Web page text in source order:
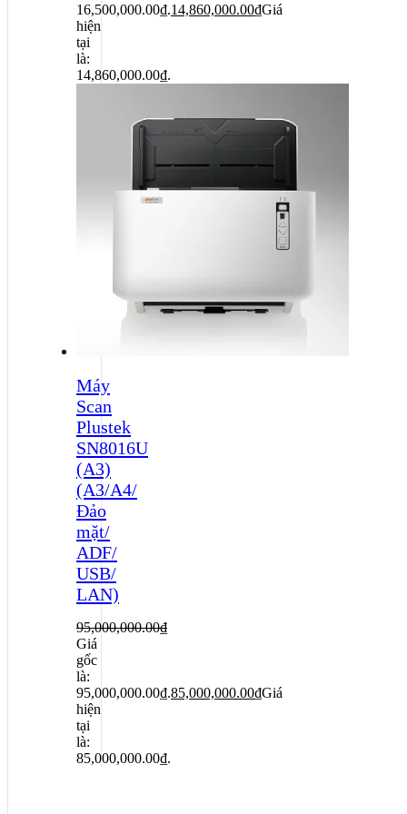
16,500,000.00₫.14,860,000.00₫Giá
hiện
tại
là:
14,860,000.00₫.
Máy
Scan
Plustek
SN8016U
(A3)
(A3/A4/
Đảo
mặt/
ADF/
USB/
LAN)
95,000,000.00₫
Giá
gốc
là:
95,000,000.00₫.85,000,000.00₫Giá
hiện
tại
là:
85,000,000.00₫.